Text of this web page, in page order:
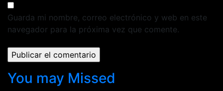
Guarda mi nombre, correo electrónico y web en este
navegador para la próxima vez que comente.
You may Missed